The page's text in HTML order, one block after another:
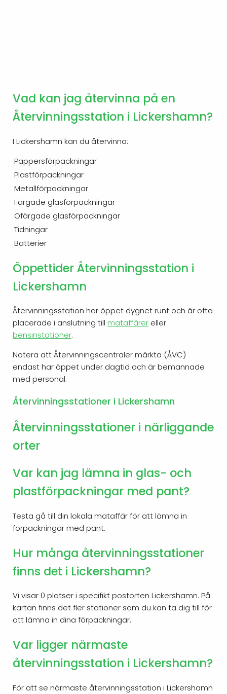
Vad kan jag återvinna på en
Återvinningsstation i Lickershamn?
I Lickershamn kan du återvinna:
Pappersförpackningar
Plastförpackningar
Metallförpackningar
Färgade glasförpackningar
Ofärgade glasförpackningar
Tidningar
Batterier
Öppettider Återvinningsstation i
Lickershamn
Återvinningsstation har öppet dygnet runt och är ofta
placerade i anslutning till mataffärer eller
bensinstationer.
Notera att Återvinningscentraler märkta (ÅVC)
endast har öppet under dagtid och är bemannade
med personal.
Återvinningsstationer i Lickershamn
Återvinningsstationer i närliggande
orter
Var kan jag lämna in glas- och
plastförpackningar med pant?
Testa gå till din lokala mataffär för att lämna in
förpackningar med pant.
Hur många återvinningsstationer
finns det i Lickershamn?
Vi visar 0 platser i specifikt postorten Lickershamn. På
kartan finns det fler stationer som du kan ta dig till för
att lämna in dina förpackningar.
Var ligger närmaste
återvinningsstation i Lickershamn?
För att se närmaste återvinningsstation i Lickershamn